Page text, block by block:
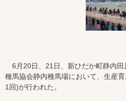
6月20日、21日、新ひだか町静内田
種馬協会静内種馬場において、生産
1回)が行われた。